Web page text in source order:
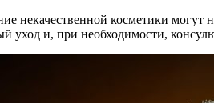
некачественной косметики
уход и, при необходимости,